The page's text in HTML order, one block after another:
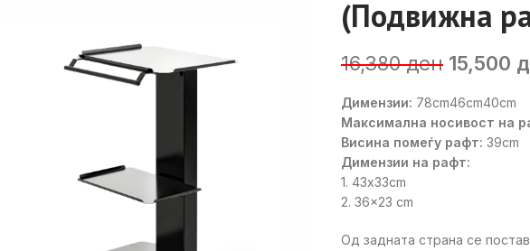
(Подвижна
16,380ден Original
was:
16,380
15,500
Димензии: 78cm46cm40cm
Максимална носивост на
Висина помеѓу рафт: 39cm
Димензии на рафт:
1. 43x33cm
2. 36×23 cm
Од задната страна се